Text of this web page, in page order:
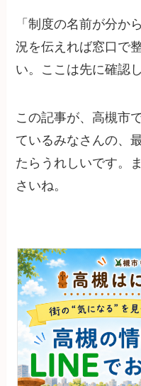
「制度の名前が分か
況を伝えれば窓口で
い。ここは先に確認
この記事が、高槻市
ているみなさんの、
たらうれしいです。
さいね。